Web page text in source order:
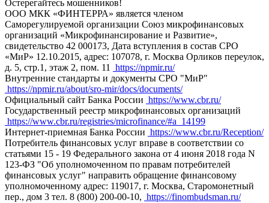
Остерегайтесь мошенников!
ООО МКК «ФИНТЕРРА» является членом
Саморегулируемой организации Союз микрофинансовых
организаций «Микрофинансирование и Развитие»,
свидетельство 42 000173, Дата вступления в состав СРО
«МиР» 12.10.2015, адрес: 107078, г. Москва Орликов переулок,
д. 5, стр.1, этаж 2, пом. 11
https://npmir.ru/
Внутренние стандарты и документы СРО "МиР"
https://npmir.ru/about/sro-mir/docs/documents/
Официальный сайт Банка России https://www.cbr.ru/
Государственный реестр микрофинансовых организаций
https://www.cbr.ru/registries/microfinance/#a_14199
Интернет-приемная Банка России https://www.cbr.ru/Reception/
Потребитель финансовых услуг вправе в соответствии со
статьями 15 - 19 Федерального закона от 4 июня 2018 года N
123-ФЗ "Об уполномоченном по правам потребителей
финансовых услуг" направить обращение финансовому
уполномоченному адрес: 119017, г. Москва, Старомонетный
пер., дом 3 тел. 8 (800) 200-00-10, https://finombudsman.ru/